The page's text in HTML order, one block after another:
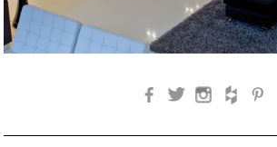
Facebook
TwitterInstagram
Houzz